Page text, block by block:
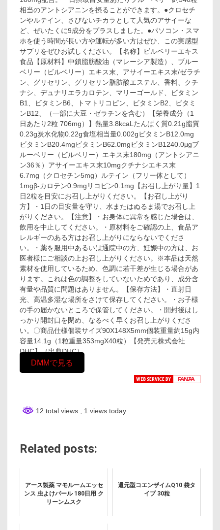
相当のアントシアニンを摂ることができます。●クロセチ
ンやルテイン、さびないチカラとして人気のアサイーな
ど、ぜいたくに9成分をプラスしました。●パソコン・スマ
ホを使う時間が長い方や運転が多い方はぜひ、この実感型
サプリをぜひお試しください。【名称】ビルベリーエキス
食品【原材料】中鎖脂肪酸油（マレーシア製造）、ブルー
ベリー（ビルベリー）エキス末、アサイーエキス末/ゼラチ
ン、グリセリン、グリセリン脂肪酸エステル、香料、クチ
ナシ、デュナリエラカロテン、マリーゴールド、ビタミン
B1、ビタミンB6、トマトリコピン、ビタミンB2、ビタミ
ンB12、（一部に大豆・ゼラチンを含む）【栄養成分（1
日あたり2粒 706mg）】熱量3.8kcaLたんぱく質0.21g脂質
0.23g炭水化物0.22g食塩相当量0.002gビタミンB12.0mg
ビタミンB20.4mgビタミンB62.0mgビタミンB1240.0μgブ
ルーベリー（ビルベリー）エキス末180mg（アントシアニ
ン36％）アサイーエキス末10mgクチナシエキス末
6.7mg（クロセチン5mg）ルテイン（フリー体として）
1mgβ-カロテン0.9mgリコピン0.1mg【お召し上がり量】1
日2粒を目安にお召し上がりください。【お召し上がり
方】・1日の目安量を守り、水またはぬるま湯でお召し上
がりください。【注意】・お身体に異常を感じた場合は、
飲用を中止してください。・原材料をご確認の上、食品ア
レルギーのある方はお召し上がりにならないでくださ
い。・薬を服用中あるいは通院中の方、妊娠中の方は、お
医者様にご相談の上お召し上がりください。※本品は天然
素材を使用しているため、色調に若干差が生じる場合があ
ります。これは色の調整をしていないためであり、成分含
有量や品質に問題はありません。【保存方法】・直射日
光、高温多湿な場所をさけて保存してください。・お子様
の手の届かないところで保管してください。・開封後はし
っかり開封口を閉め、なるべく早くお召し上がりくださ
い。〇商品仕様個装サイズ90X148X5mm個装重量約15g内
容量14.1g（1粒重量353mgX40粒）【発売元株式会社
DHC】（出典DHC）
DMMで見る
12 total views , 1 views today
Related posts:
アース製薬 マモルームエッセ
ンス 虫よけパール 180日用 ク
リーンムスク
還元型コエンザイムQ10 袋タ
イプ 30粒